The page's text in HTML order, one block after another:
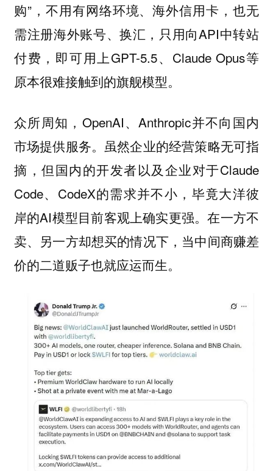
购”，不用有网络环境、海外信用卡，也无
需注册海外账号、换汇，只用向API中转站
付费，即可用上GPT-5.5、Claude Opus等
原本很难接触到的旗舰模型。
众所周知，OpenAI、Anthropic并不向国内
市场提供服务。虽然企业的经营策略无可指
摘，但国内的开发者以及企业对于Claude
Code、CodeX的需求并不小，毕竟大洋彼
岸的AI模型目前客观上确实更强。在一方不
卖、另一方却想买的情况下，当中间商赚差
价的二道贩子也就应运而生。